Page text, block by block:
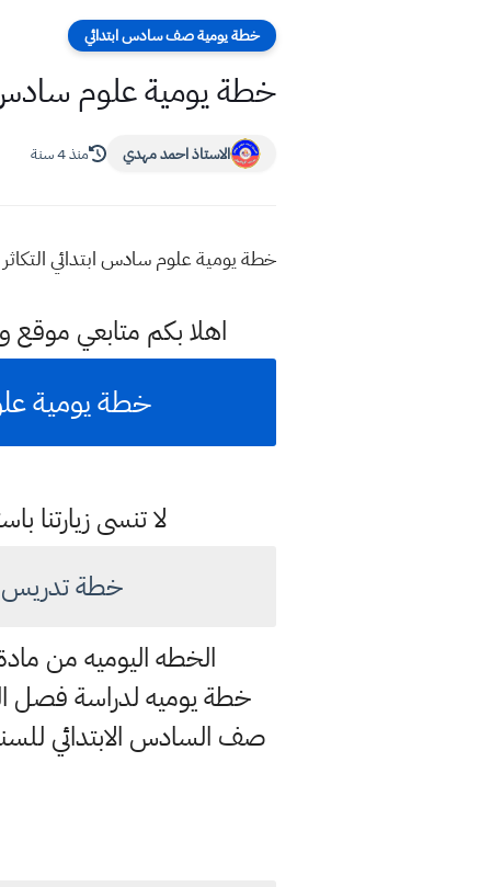
خطة يومية صف سادس ابتدائي
خطة يومية علوم سادس
الاستاذ احمد مهدي منذ 4 سنة
خطة يومية علوم سادس ابتدائي
اهلا بكم متابعي موقع
خطة يومية
لا تنسى
خطة تدريس
الخطه اليوميه من
خطة يوميه لدراسة فصل
صف السادس الابتدائي للسنة الدراسيه 2021-2022 ولكل السنوات